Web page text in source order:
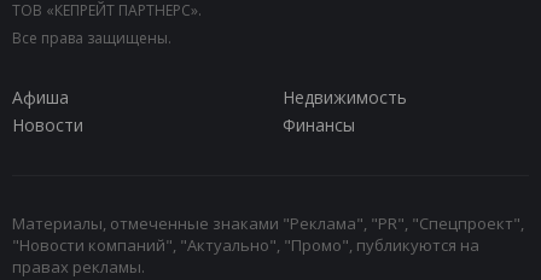
ТОВ «КЕПРЕЙТ ПАРТНЕРС».
Все права защищены.
Афиша
Недвижимость
Новости
Финансы
Материалы, отмеченные знаками "Реклама", "PR", "Спецпроект",
"Новости компаний", "Актуально", "Промо", публикуются на
правах рекламы.